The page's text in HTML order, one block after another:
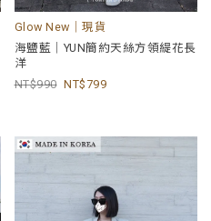
Glow New｜現貨
海鹽藍｜YUN簡約天絲方領緹花長
洋
990
799